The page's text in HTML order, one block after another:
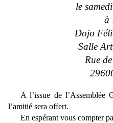
le
à
Dojo
Salle
Rue
A l’issue de l’Assemblée
l’amitié sera offert.
En espérant vous compter